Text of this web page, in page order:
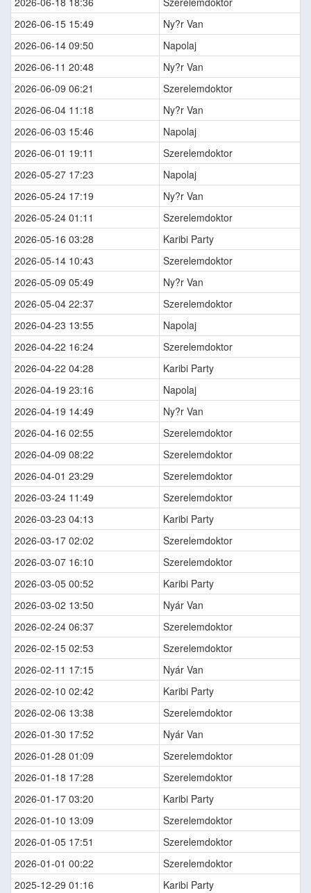
2026-06-15 15:49
Ny?r Van
2026-06-14 09:50
Napolaj
2026-06-11 20:48
Ny?r Van
2026-06-09 06:21
Szerelemdoktor
2026-06-04 11:18
Ny?r Van
2026-06-03 15:46
Napolaj
2026-06-01 19:11
Szerelemdoktor
2026-05-27 17:23
Napolaj
2026-05-24 17:19
Ny?r Van
2026-05-24 01:11
Szerelemdoktor
2026-05-16 03:28
Karibi Party
2026-05-14 10:43
Szerelemdoktor
2026-05-09 05:49
Ny?r Van
2026-05-04 22:37
Szerelemdoktor
2026-04-23 13:55
Napolaj
2026-04-22 16:24
Szerelemdoktor
2026-04-22 04:28
Karibi Party
2026-04-19 23:16
Napolaj
2026-04-19 14:49
Ny?r Van
2026-04-16 02:55
Szerelemdoktor
2026-04-09 08:22
Szerelemdoktor
2026-04-01 23:29
Szerelemdoktor
2026-03-24 11:49
Szerelemdoktor
2026-03-23 04:13
Karibi Party
2026-03-17 02:02
Szerelemdoktor
2026-03-07 16:10
Szerelemdoktor
2026-03-05 00:52
Karibi Party
2026-03-02 13:50
Nyár Van
2026-02-24 06:37
Szerelemdoktor
2026-02-15 02:53
Szerelemdoktor
2026-02-11 17:15
Nyár Van
2026-02-10 02:42
Karibi Party
2026-02-06 13:38
Szerelemdoktor
2026-01-30 17:52
Nyár Van
2026-01-28 01:09
Szerelemdoktor
2026-01-18 17:28
Szerelemdoktor
2026-01-17 03:20
Karibi Party
2026-01-10 13:09
Szerelemdoktor
2026-01-05 17:51
Szerelemdoktor
2026-01-01 00:22
Szerelemdoktor
2025-12-29 01:16
Karibi Party